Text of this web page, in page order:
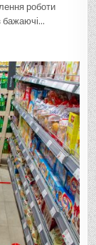
роботи
бажаючі…